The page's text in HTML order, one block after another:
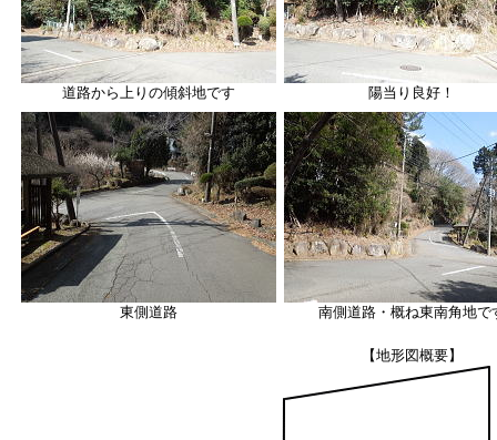
道路から上りの傾斜地です 陽当り良好！
東側道路 南側道路・概ね東南角地で
【地形図概要】